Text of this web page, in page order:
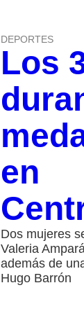
DEPORTES
Los
en
Dos mujeres
Valeria
además de
Hugo Barrón